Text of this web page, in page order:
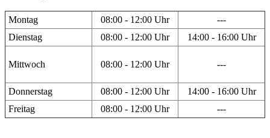
Montag 08:00 - 12:00 Uhr
---
Dienstag
08:00 - 12:00 Uhr 14:00 - 16:00 Uhr
Mittwoch 08:00 - 12:00 Uhr ---
Donnerstag 08:00 - 12:00 Uhr
14:00 - 16:00 Uhr
Freitag
08:00 - 12:00 Uhr ---